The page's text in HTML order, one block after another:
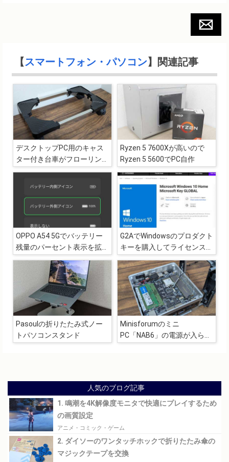
【スマートフォン・パソコン】関連記事
デスクトップPC用のキャス
ター付き台車がフローリング
で利用するのにちょうどいい
Ryzen 5 7600Xが高いので
Ryzen 5 5600でPC自作
OPPO A54 5Gでバッテリー
残量のパーセント表示を拡大
して表示する方法
G2AでWindowsのプロダクト
キーを購入してライセンス認
証してみました
Pasoulの折りたたみ式ノー
トパソコンスタンド
Minisforumのミニ
PC「NAB6」の電源が入らな
人気のブログ記事
1. 鳴潮を4K解像度モニタで快適にプレイするため
の画質設定
アニメ・コミック・ゲーム
2. ダイソーのワンタッチホックで折りたたみ傘の
マジックテープを交換